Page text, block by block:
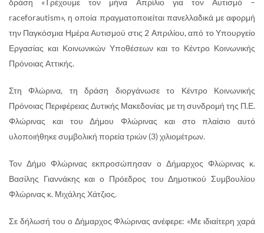
δράση «Τρέχουμε τον μήνα Απρίλιο για τον Αυτισμό –
raceforautism», η οποία πραγματοποιείται πανελλαδικά με αφορμή
την Παγκόσμια Ημέρα Αυτισμού στις 2 Απριλίου, από το Υπουργείο
Εργασίας και Κοινωνικών Υποθέσεων και το Κέντρο Κοινωνικής
Πρόνοιας Αττικής.
Στη Φλώρινα, τη δράση διοργάνωσε το Κέντρο Κοινωνικής
Πρόνοιας Περιφέρειας Δυτικής Μακεδονίας με τη συνδρομή της Π.Ε.
Φλώρινας και του Δήμου Φλώρινας και στο πλαίσιο αυτό
υλοποιήθηκε συμβολική πορεία τριών (3) χιλιομέτρων.
Τον Δήμο Φλώρινας εκπροσώπησαν ο Δήμαρχος Φλώρινας κ.
Βασίλης Γιαννάκης και ο Πρόεδρος του Δημοτικού Συμβουλίου
Φλώρινας κ. Μιχάλης Χάτζιος.
Σε δήλωσή του ο Δήμαρχος Φλώρινας ανέφερε: «Με ιδιαίτερη χαρά